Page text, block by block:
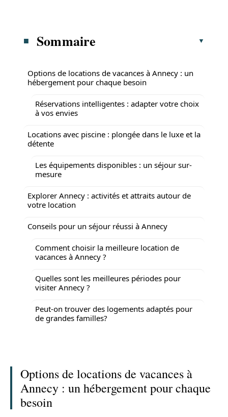
Sommaire
Options de locations de vacances à Annecy : un
hébergement pour chaque besoin
Réservations intelligentes : adapter votre choix
à vos envies
Locations avec piscine : plongée dans le luxe et la
détente
Les équipements disponibles : un séjour sur-
mesure
Explorer Annecy : activités et attraits autour de
votre location
Conseils pour un séjour réussi à Annecy
Comment choisir la meilleure location de
vacances à Annecy ?
Quelles sont les meilleures périodes pour
visiter Annecy ?
Peut-on trouver des logements adaptés pour
de grandes familles?
Options de locations de vacances à
Annecy : un hébergement pour chaque
besoin